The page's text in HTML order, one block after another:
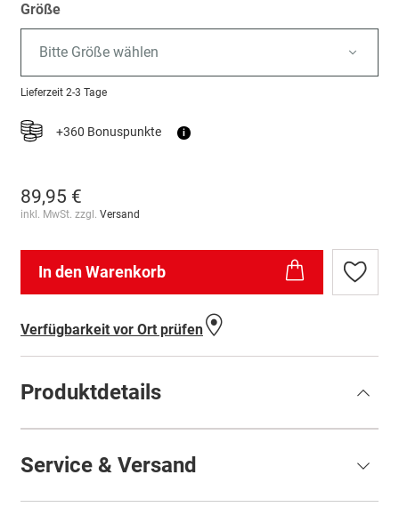
Größe
Bitte Größe wählen
Lieferzeit 2-3 Tage
+360 Bonuspunkte i
89,95 €
inkl. MwSt. zzgl. Versand
In den Warenkorb
Zur
Verfügbarkeit vor Ort prüfen
Produktdetails
Service & Versand